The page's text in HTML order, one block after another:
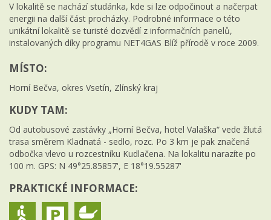
V lokalitě se nachází studánka, kde si lze odpočinout a načerpat
energii na další část procházky. Podrobné informace o této
unikátní lokalitě se turisté dozvědí z informačních panelů,
instalovaných díky programu NET4GAS Blíž přírodě v roce 2009.
MÍSTO:
Horní Bečva, okres Vsetín, Zlínský kraj
KUDY TAM:
Od autobusové zastávky „Horní Bečva, hotel Valaška“ vede žlutá
trasa směrem Kladnatá - sedlo, rozc. Po 3 km je pak značená
odbočka vlevo u rozcestníku Kudlačena. Na lokalitu narazíte po
100 m. GPS: N 49°25.85857', E 18°19.55287'
PRAKTICKÉ INFORMACE: